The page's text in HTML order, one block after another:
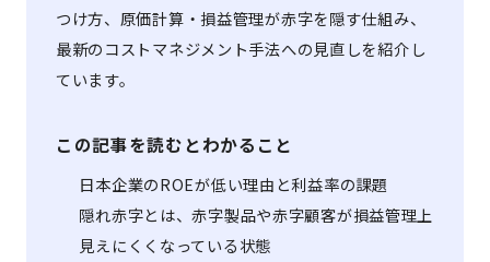
つけ方、原価計算・損益管理が赤字を隠す仕組み、
最新のコストマネジメント手法への見直しを紹介し
ています。
この記事を読むとわかること
日本企業のROEが低い理由と利益率の課題
隠れ赤字とは、赤字製品や赤字顧客が損益管理上
見えにくくなっている状態